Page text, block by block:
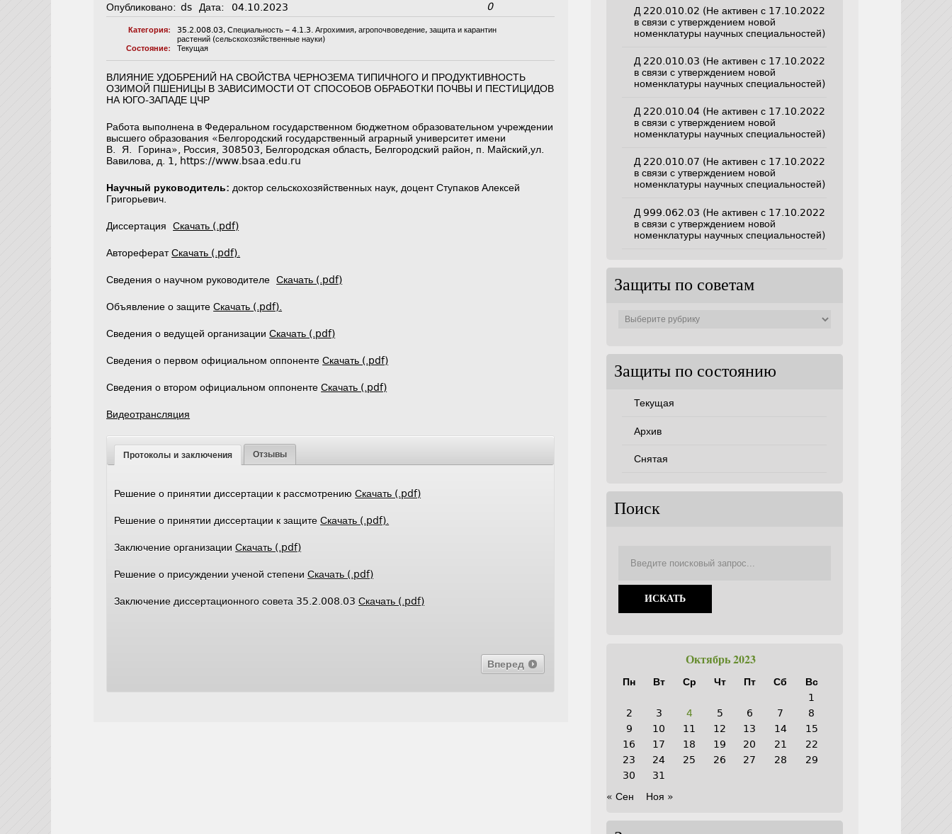
Опубликовано: ds Дата: 04.10.2023 0
Категория: 35.2.008.03,Cпециальность – 4.1.3. Агрохимия, агропочвоведение, защита и карантин
растений (сельскохозяйственные науки)
Состояние:
Текущая
ВЛИЯНИЕ УДОБРЕНИЙ НА СВОЙСТВА ЧЕРНОЗЕМА ТИПИЧНОГО И ПРОДУКТИВНОСТЬ
ОЗИМОЙ ПШЕНИЦЫ В ЗАВИСИМОСТИ ОТ СПОСОБОВ ОБРАБОТКИ ПОЧВЫ И ПЕСТИЦИДОВ
НА ЮГО-ЗАПАДЕ ЦЧР
Работа выполнена в Федеральном государственном бюджетном образовательном учреждении
высшего образования «Белгородский государственный аграрный университет имени
В. Я. Горина», Россия, 308503, Белгородская область, Белгородский район, п. Майский,ул.
Вавилова, д. 1, https://www.bsaa.edu.ru
Научный руководитель: доктор сельскохозяйственных наук, доцент Ступаков Алексей
Григорьевич.
ДиссертацияСкачать (.pdf)
АвторефератСкачать (.pdf).
Сведения о научном руководителеСкачать (.pdf)
Объявление о защитеСкачать (.pdf).
Сведения о ведущей организацииСкачать (.pdf)
Сведения о первом официальном оппонентеСкачать (.pdf)
Сведения о втором официальном оппонентеСкачать (.pdf)
Видеотрансляция
Протоколы и заключения Отзывы
Решение о принятии диссертации к рассмотрениюСкачать (.pdf)
Решение о принятии диссертации к защитеСкачать (.pdf).
Заключение организацииСкачать (.pdf)
Решение о присуждении ученой степениСкачать (.pdf)
Заключение диссертационного совета 35.2.008.03Скачать (.pdf)
Вперед
Д 220.010.02 (Не активен с 17.10.2022
в связи с утверждением новой
номенклатуры научных специальностей)
Д 220.010.03 (Не активен с 17.10.2022
в связи с утверждением новой
номенклатуры научных специальностей)
Д 220.010.04 (Не активен с 17.10.2022
в связи с утверждением новой
номенклатуры научных специальностей)
Д 220.010.07 (Не активен с 17.10.2022
в связи с утверждением новой
номенклатуры научных специальностей)
Д 999.062.03 (Не активен с 17.10.2022
в связи с утверждением новой
номенклатуры научных специальностей)
Защиты по советам
Защиты по состоянию
Текущая
Архив
Снятая
Поиск
Октябрь 2023
Пн Вт Ср Чт Пт Сб
Вс
1
2
3 4 5 6 7
8
9
10 11 12 13 14
15
16
17 18 19 20 21
22
23
24 25 26 27 28
29
30
31
« Сен
Ноя »